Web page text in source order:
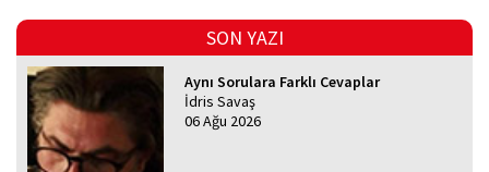
SON YAZI
Aynı Sorulara Farklı Cevaplar
İdris Savaş
06 Ağu 2026